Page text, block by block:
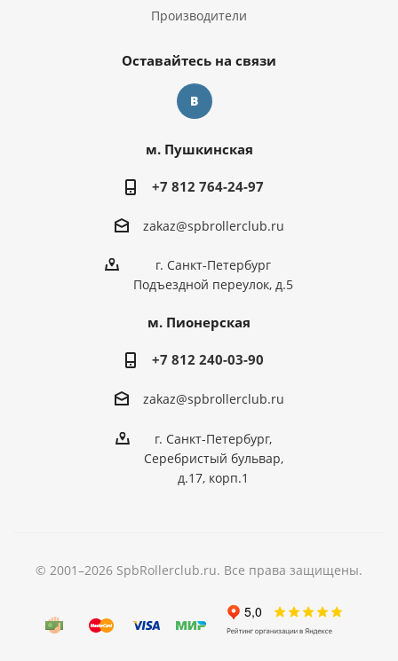
Производители
Оставайтесь на связи
м. Пушкинская
+7 812 764-24-97
zakaz@spbrollerclub.ru
г. Санкт-Петербург
Подъездной переулок, д.5
м. Пионерская
+7 812 240-03-90
zakaz@spbrollerclub.ru
г. Санкт-Петербург,
Серебристый бульвар,
д.17, корп.1
© 2001–2026 SpbRollerclub.ru. Все права защищены.